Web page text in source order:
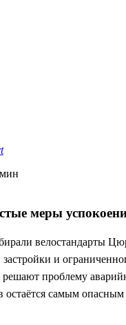
меры
велостандарты
и
проблему
самым опасным